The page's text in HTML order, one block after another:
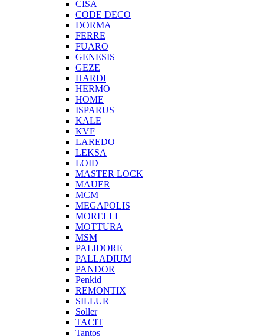
CISA
CODE DECO
DORMA
FERRE
FUARO
GENESIS
GEZE
HARDI
HERMO
HOMЕ
ISPARUS
KALE
KVF
LAREDO
LEKSA
LOID
MASTER LOCK
MAUER
MCM
MEGAPOLIS
MORELLI
MOTTURA
MSM
PALIDORE
PALLADIUM
PANDOR
Penkid
REMONTIX
SILLUR
Soller
TACIT
Tantos